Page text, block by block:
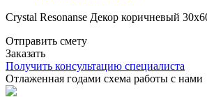
Crystal Resonanse Декор коричневый
Отправить смету
Заказать
Получить консультацию специалиста
Отлаженная годами схема работы с нами